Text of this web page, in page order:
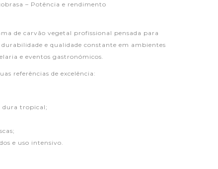
– Potência e rendimento
de carvão vegetal profissional pensada para
e qualidade constante em ambientes
e eventos gastronómicos.
referências de excelência:
dura tropical;
e uso intensivo.